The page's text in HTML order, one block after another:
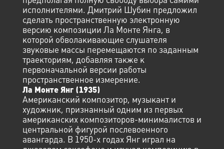
исполнителями. Дмитрий Шубин предложил
сделать пространственную электронную
версию композиции Ла Монте Янга, в
которой обволакивающие слушателя
звуковые массы перемещаются по заданным
траекториям, добавляя также к
первоначальной версии работы
пространственное измерение.
Ла Монте Янг (1935)
Американский композитор, музыкант и
художник, признанный одним из первых
американских композиторов-минималистов и
центральной фигурой послевоенного
авангарда. В 1950-х годах Янг играл на